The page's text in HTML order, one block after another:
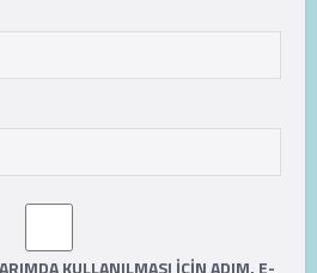
KULLANILMASI IÇIN ADIM, E-